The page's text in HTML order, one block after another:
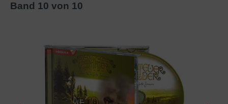
Band 10 von 10
Bildergalerie überspringen